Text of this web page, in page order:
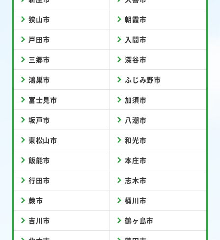
狭山市 朝霞市
戸田市 入間市
三郷市 深谷市
鴻巣市 ふじみ野市
富士見市 加須市
坂戸市 八潮市
東松山市 和光市
飯能市 本庄市
行田市 志木市
蕨市 桶川市
吉川市 鶴ヶ島市